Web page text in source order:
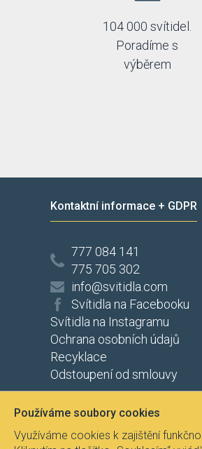
104 000 svítidel.
Poradíme s
výběrem
Kontaktní informace + GDPR
777 084 141
775 705 302
info@svitidla.com
Svítidla na Facebooku
Svítidla na Instagramu
Ochrana osobních údajů
Recyklace
Odstoupení od smlouvy
Používáme soubory cookies
Využíváme cookies k zajištění